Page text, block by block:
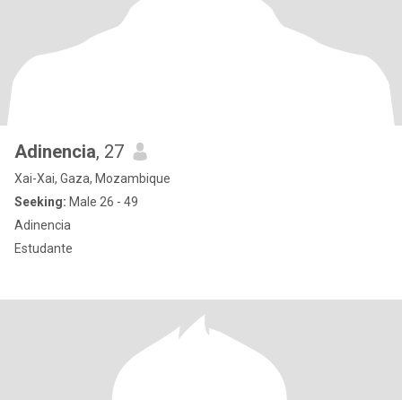
Adinencia, 27
Xai-Xai, Gaza, Mozambique
Seeking: Male 26 - 49
Adinencia
Estudante